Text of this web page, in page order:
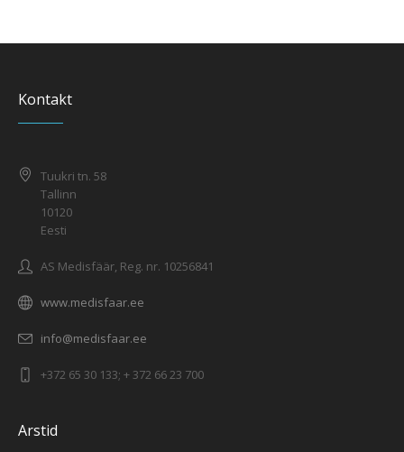
Kontakt
Tuukri tn. 58
Tallinn
10120
Eesti
AS Medisfäär, Reg. nr. 10256841
www.medisfaar.ee
info@medisfaar.ee
+372 65 30 133; + 372 66 23 700
Arstid